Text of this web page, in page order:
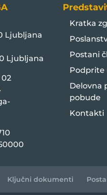
Ljubljana
Ljubljana
02
Kratka
Postani
Podprite
Delovna
pobude
Kontakti
Ključni dokumenti